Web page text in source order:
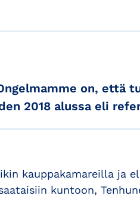
on, että
2018 alussa eli
kauppakamareilla ja
kuntoon,